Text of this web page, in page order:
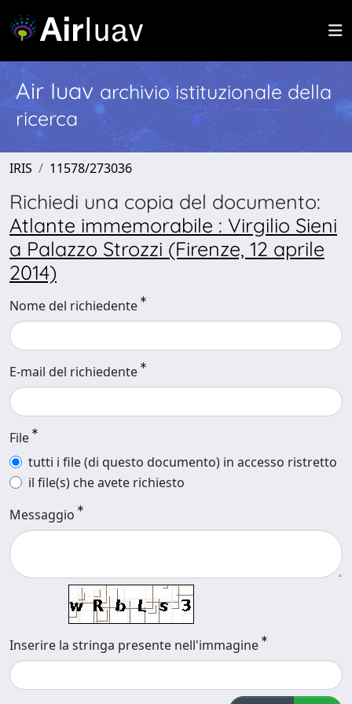
Air Iuav archivio istituzionale della
ricerca
IRIS 11578/273036
Richiedi una copia del documento:
Atlante immemorabile : Virgilio Sieni
a Palazzo Strozzi (Firenze, 12 aprile
2014)
Nome del richiedente
E-mail del richiedente
File
tutti i file (di questo documento) in accesso ristretto
il file(s) che avete richiesto
Messaggio
Inserire la stringa presente nell'immagine